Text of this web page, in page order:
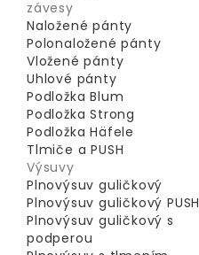
závesy
Naložené pánty
Polonaložené pánty
Vložené pánty
Uhlové pánty
Podložka Blum
Podložka Strong
Podložka Häfele
Tlmiče a PUSH
Výsuvy
Plnovýsuv guličkový
Plnovýsuv guličkový PUSH
Plnovýsuv guličkový s
podperou